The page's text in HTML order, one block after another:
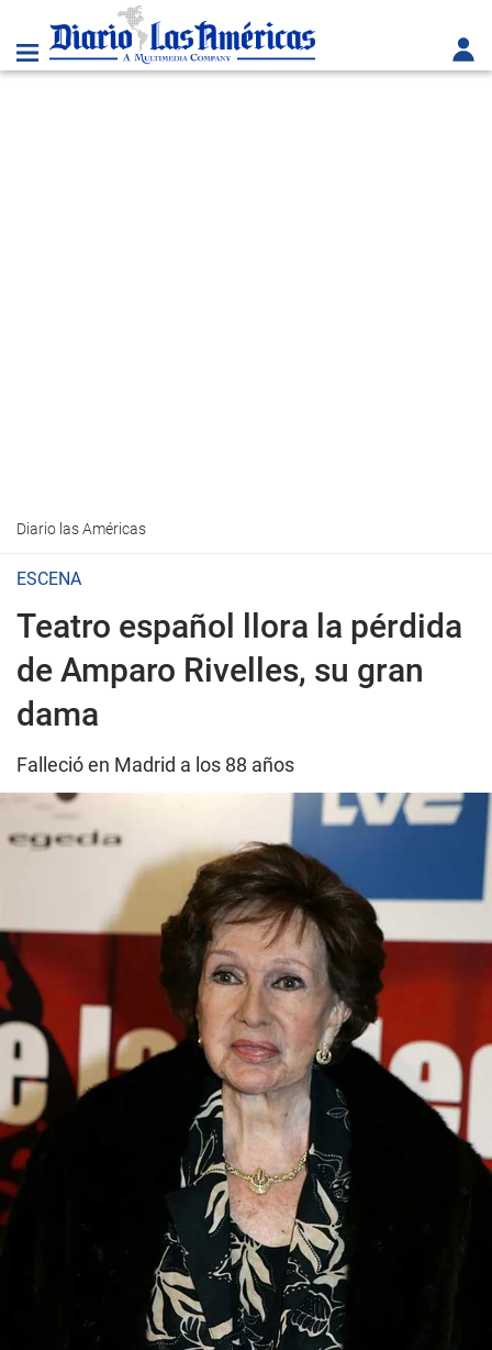
Diario las Américas
ESCENA
Teatro español llora la pérdida
de Amparo Rivelles, su gran
dama
Falleció en Madrid a los 88 años